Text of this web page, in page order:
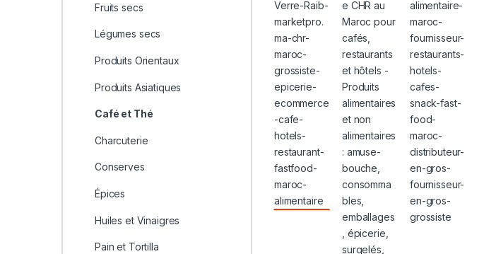
Fruits secs
Légumes secs
Produits Orientaux
Produits Asiatiques
Café et Thé
Charcuterie
Conserves
Épices
Huiles et Vinaigres
Pain et Tortilla